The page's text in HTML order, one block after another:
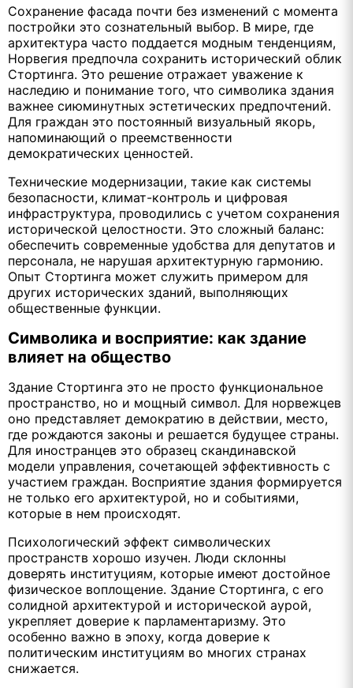
Сохранение фасада почти без изменений с момента
постройки это сознательный выбор. В мире, где
архитектура часто поддается модным тенденциям,
Норвегия предпочла сохранить исторический облик
Стортинга. Это решение отражает уважение к
наследию и понимание того, что символика здания
важнее сиюминутных эстетических предпочтений.
Для граждан это постоянный визуальный якорь,
напоминающий о преемственности
демократических ценностей.
Технические модернизации, такие как системы
безопасности, климат-контроль и цифровая
инфраструктура, проводились с учетом сохранения
исторической целостности. Это сложный баланс:
обеспечить современные удобства для депутатов и
персонала, не нарушая архитектурную гармонию.
Опыт Стортинга может служить примером для
других исторических зданий, выполняющих
общественные функции.
Символика и восприятие: как здание
влияет на общество
Здание Стортинга это не просто функциональное
пространство, но и мощный символ. Для норвежцев
оно представляет демократию в действии, место,
где рождаются законы и решается будущее страны.
Для иностранцев это образец скандинавской
модели управления, сочетающей эффективность с
участием граждан. Восприятие здания формируется
не только его архитектурой, но и событиями,
которые в нем происходят.
Психологический эффект символических
пространств хорошо изучен. Люди склонны
доверять институциям, которые имеют достойное
физическое воплощение. Здание Стортинга, с его
солидной архитектурой и исторической аурой,
укрепляет доверие к парламентаризму. Это
особенно важно в эпоху, когда доверие к
политическим институциям во многих странах
снижается.